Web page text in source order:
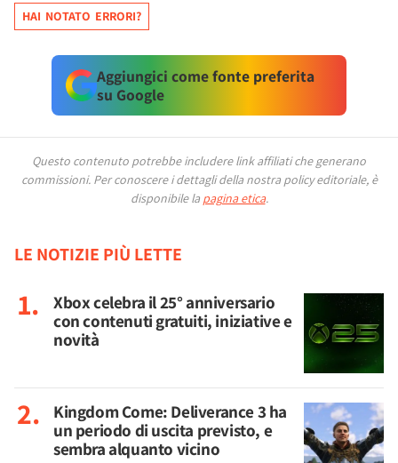
HAI NOTATO ERRORI?
Aggiungici come fonte preferita
su Google
Questo contenuto potrebbe includere link affiliati che generano
commissioni. Per conoscere i dettagli della nostra policy editoriale, è
disponibile la pagina etica.
LE NOTIZIE PIÙ LETTE
Xbox celebra il 25° anniversario
con contenuti gratuiti, iniziative e
novità
Kingdom Come: Deliverance 3 ha
un periodo di uscita previsto, e
sembra alquanto vicino